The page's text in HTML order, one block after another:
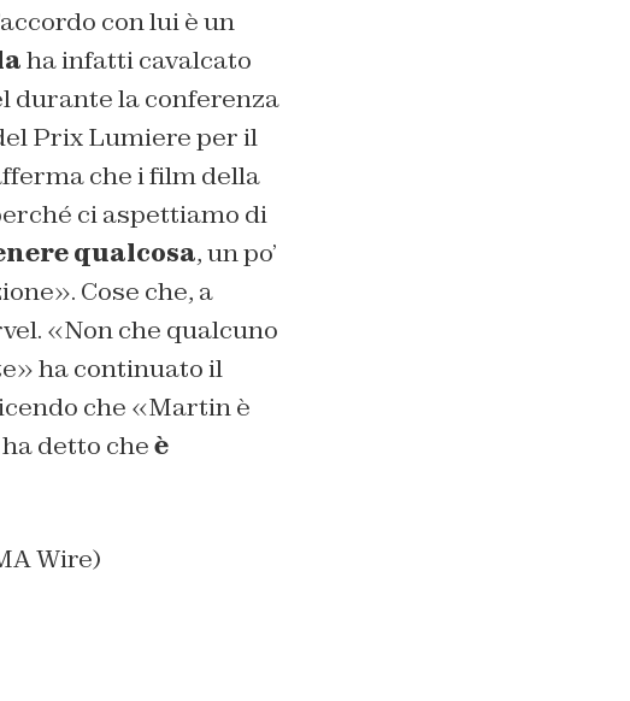
con lui è un
ha infatti cavalcato
durante la conferenza
Prix Lumiere per il
che i film della
ci aspettiamo di
qualcosa, un po’
Cose che, a
«Non che qualcuno
ha continuato il
che «Martin è
ha detto cheè
Wire)